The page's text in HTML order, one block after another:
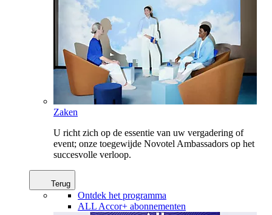
Zaken
U richt zich op de essentie van uw vergadering of
event; onze toegewijde Novotel Ambassadors op het
succesvolle verloop.
Terug
Ontdek het programma
ALL Accor+ abonnementen